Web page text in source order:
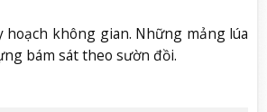
hoạch không gian. Những mảng lúa
bám sát theo sườn đồi.